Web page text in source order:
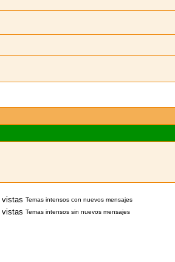
Temas intensos con nuevos mensajes
Temas intensos sin nuevos mensajes